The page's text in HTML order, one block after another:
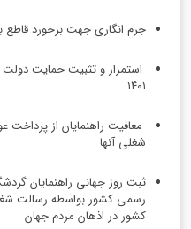
جرم انگاری جهت برخورد قاطع
استمرار و تثبیت حمایت دولت
۱۴۰۱
معافیت راهنمایان از
شغلی آنها
ثبت روز جهانی راهنمایان
رسمی کشور بواسطه رسالت
کشور در اذهان مردم جهان